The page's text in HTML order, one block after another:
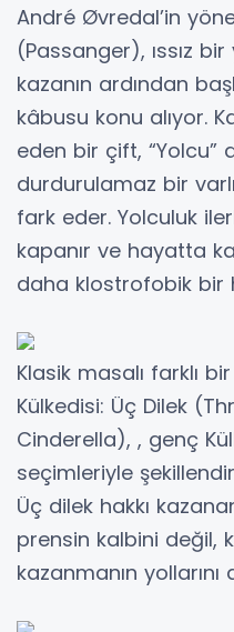
André Øvredal’in
(Passanger), ıssız
kazanın ardından
kâbusu konu alıyor.
eden bir çift, “Yolcu”
durdurulamaz bir
fark eder. Yolculuk
kapanır ve hayatta
daha klostrofobik bir
Klasik masalı farklı
Külkedisi: Üç Dilek
Cinderella), , genç
seçimleriyle
Üç dilek hakkı
prensin kalbini değil,
kazanmanın yollarını